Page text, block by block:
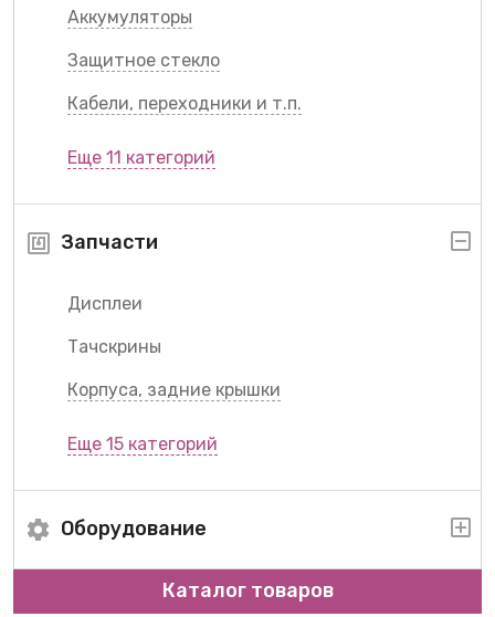
Аккумуляторы
Защитное стекло
Кабели, переходники и т.п.
Еще 11 категорий
Запчасти
Дисплеи
Тачскрины
Корпуса, задние крышки
Еще 15 категорий
Оборудование
Каталог товаров